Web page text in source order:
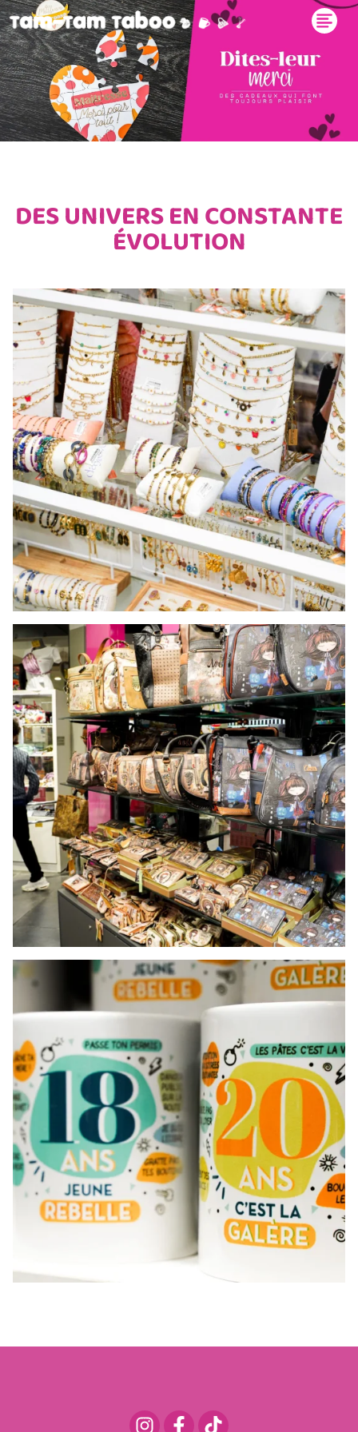
DES UNIVERS EN CONSTANTE
ÉVOLUTION